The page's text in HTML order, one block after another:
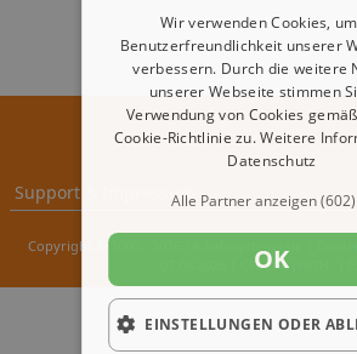
Support & Impressum
Copyright © 2000 - 2026 1A-Infosysteme.de |
| CFo: No|PATH (
Wir verwenden Cookies,
Benutzerfreundlichkeit unserer
verbessern. Durch die weitere
unserer Webseite stimmen
Verwendung von Cookies
Cookie-Richtlinie zu.Weitere
Datenschutz
Alle Partner anzeigen
OK
EINSTELLUNGEN ODER